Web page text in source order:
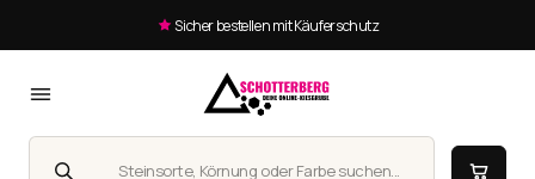
Sicher bestellen mit Käuferschutz
Suche